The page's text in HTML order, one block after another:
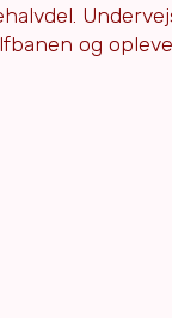
og